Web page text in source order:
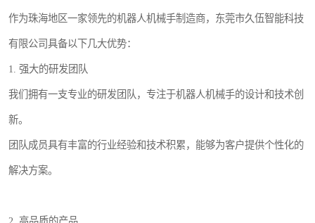
作为珠海地区一家领先的机器人机械手制造商，东莞市久伍智能科技
有限公司具备以下几大优势：
1. 强大的研发团队
我们拥有一支专业的研发团队，专注于机器人机械手的设计和技术创
新。
团队成员具有丰富的行业经验和技术积累，能够为客户提供个性化的
解决方案。